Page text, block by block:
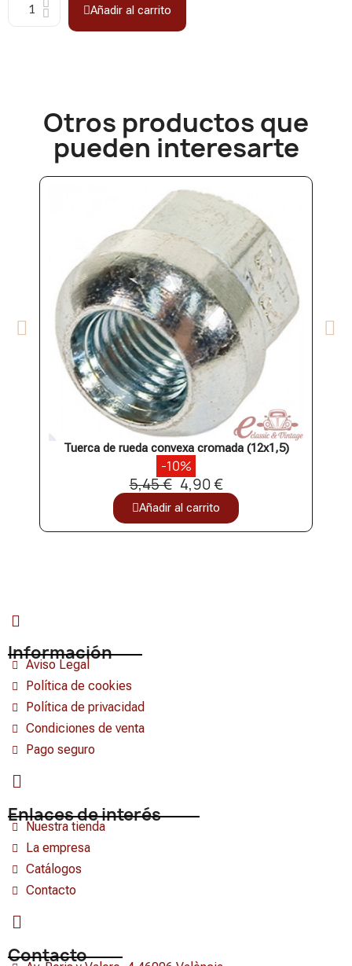
Añadir al carrito
Otros productos que
pueden interesarte​
Tuerca de rueda convexa cromada (12x1,5)
-10%
5,45 € 4,90 €
Añadir al carrito
Información
Aviso Legal
Política de cookies
Política de privacidad
Condiciones de venta
Pago seguro
Enlaces de interés
Nuestra tienda
La empresa
Catálogos
Contacto
Contacto